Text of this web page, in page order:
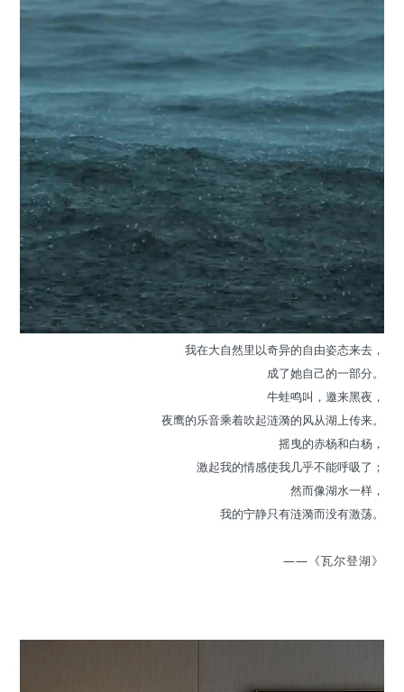
我在大自然里以奇异的自由姿态来去，
成了她自己的一部分。
牛蛙鸣叫，邀来黑夜，
夜鹰的乐音乘着吹起涟漪的风从湖上传来。
摇曳的赤杨和白杨，
激起我的情感使我几乎不能呼吸了；
然而像湖水一样，
我的宁静只有涟漪而没有激荡。
——《瓦尔登湖》